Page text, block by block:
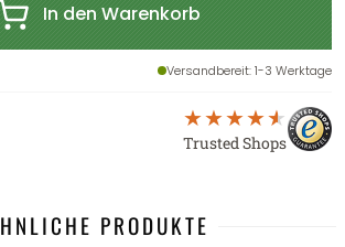
In den Warenkorb
Versandbereit: 1-3 Werktage
Trusted Shops
PRODUKTE